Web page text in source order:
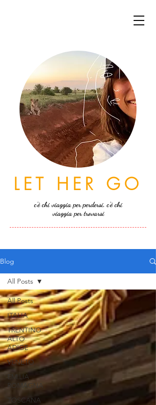
LET HER GO
c'è chi viaggia per perdersi, c'è chi
viaggia per trovarsi
Blog
All Posts
ITALIA
TRENTINO
ALTO
ADIGE
VENETO
EMILIA
ROMAGNA
TOSCANA
All Posts